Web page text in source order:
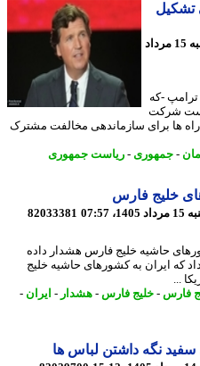
2 روز پیش - پنجشنبه 15 مرداد
-که
شرکت
برای سازماندهی مخالفت مشترک
-جمهوری- ریاست جمهوری
فارس
82033381
حاشیه خلیج فارس هشدار داده
ایران به کشورهای حاشیه خلیج
-خلیج فارس-هشدار-ایران -
نگه داشتن لباس ها